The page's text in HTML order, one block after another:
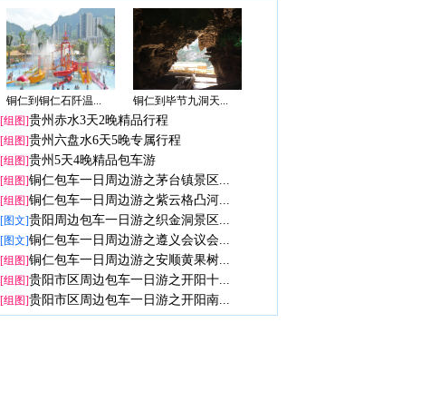
铜仁到铜仁石阡温...
铜仁到毕节九洞天...
[组图]贵州赤水3天2晚精品行程
[组图]贵州六盘水6天5晚专属行程
[组图]贵州5天4晚精品包车游
[组图]铜仁包车一日周边游之茅台镇景区...
[组图]铜仁包车一日周边游之紫云格凸河...
[图文]贵阳周边包车一日游之织金洞景区...
[图文]铜仁包车一日周边游之遵义会议会...
[组图]铜仁包车一日周边游之安顺黄果树...
[组图]贵阳市区周边包车一日游之开阳十...
[组图]贵阳市区周边包车一日游之开阳南...